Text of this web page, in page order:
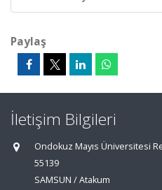
Paylaş
İletişim Bilgileri
Ondokuz Mayıs Üniversitesi
55139
SAMSUN / Atakum